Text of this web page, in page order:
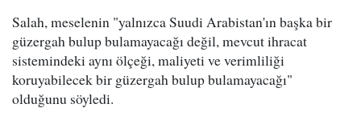
Salah, meselenin "yalnızca Suudi Arabistan'ın başka bir
güzergah bulup bulamayacağı değil, mevcut ihracat
sistemindeki aynı ölçeği, maliyeti ve verimliliği
koruyabilecek bir güzergah bulup bulamayacağı"
olduğunu söyledi.